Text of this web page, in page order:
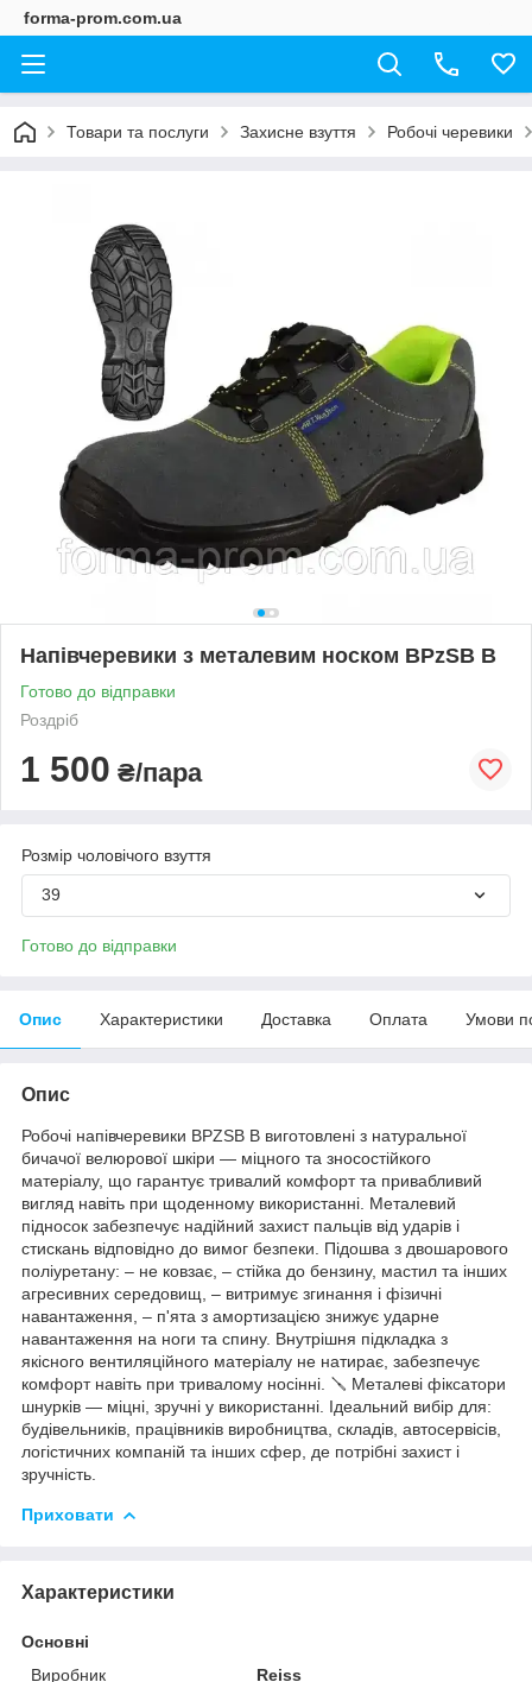
forma-prom.com.ua
Товари та послуги Захисне взуття Робочі черевики
Напівчеревики з металевим носком BPzSB B
Готово до відправки
Роздріб
1 500 ₴/пара
Розмір чоловічого взуття
39
Готово до відправки
Опис Характеристики Доставка Оплата Умови
Опис
Робочі напівчеревики BPZSB B виготовлені з натуральної
бичачої велюрової шкіри — міцного та зносостійкого
матеріалу, що гарантує тривалий комфорт та привабливий
вигляд навіть при щоденному використанні. Металевий
підносок забезпечує надійний захист пальців від ударів і
стискань відповідно до вимог безпеки. Підошва з двошарового
поліуретану: – не ковзає, – стійка до бензину, мастил та інших
агресивних середовищ, – витримує згинання і фізичні
навантаження, – п'ята з амортизацією знижує ударне
навантаження на ноги та спину. Внутрішня підкладка з
якісного вентиляційного матеріалу не натирає, забезпечує
комфорт навіть при тривалому носінні. 🪛 Металеві фіксатори
шнурків — міцні, зручні у використанні. Ідеальний вибір для:
будівельників, працівників виробництва, складів, автосервісів,
логістичних компаній та інших сфер, де потрібні захист і
зручність.
Приховати
Характеристики
Основні
Виробник
Reiss